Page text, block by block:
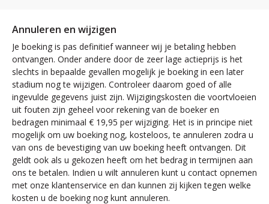
Annuleren en wijzigen
Je boeking is pas definitief wanneer wij je betaling hebben
ontvangen. Onder andere door de zeer lage actieprijs is het
slechts in bepaalde gevallen mogelijk je boeking in een later
stadium nog te wijzigen. Controleer daarom goed of alle
ingevulde gegevens juist zijn. Wijzigingskosten die voortvloeien
uit fouten zijn geheel voor rekening van de boeker en
bedragen minimaal € 19,95 per wijziging. Het is in principe niet
mogelijk om uw boeking nog, kosteloos, te annuleren zodra u
van ons de bevestiging van uw boeking heeft ontvangen. Dit
geldt ook als u gekozen heeft om het bedrag in termijnen aan
ons te betalen. Indien u wilt annuleren kunt u contact opnemen
met onze klantenservice en dan kunnen zij kijken tegen welke
kosten u de boeking nog kunt annuleren.